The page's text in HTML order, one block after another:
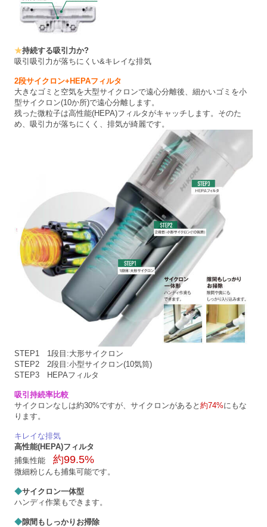
★持続する吸引力か?
吸引吸引力が落ちにくい&キレイな排気
2段サイクロン+HEPAフィルタ
大きなゴミと空気を大型サイクロンで遠心分離後、細かいゴミを小
型サイクロン(10か所)で遠心分離します。
残った微粒子は高性能(HEPA)フィルタがキャッチします。そのた
め、吸引力が落ちにくく、排気が綺麗です。
STEP1 1段目:大形サイクロン
STEP2 2段目:小型サイクロン(10気筒)
STEP3 HEPAフィルタ
吸引持続率比較
サイクロンなしは約30%ですが、サイクロンがあると 約74%にもな
ります。
キレイな排気
高性能(HEPA)フィルタ
捕集性能 約99.5%
微細粉じんも捕集可能です。
◆サイクロン一体型
ハンディ作業もできます。
◆隙間もしっかりお掃除